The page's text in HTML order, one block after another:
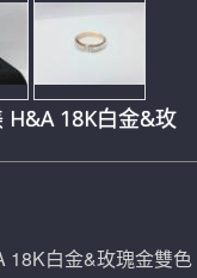
H&A 18K白金&玫
18K白金&玫瑰金雙色